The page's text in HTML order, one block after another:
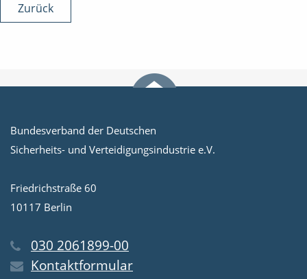
Zurück
Bundesverband der Deutschen
Sicherheits- und Verteidigungsindustrie e.V.
Friedrichstraße 60
10117 Berlin
030 2061899-00
Kontaktformular